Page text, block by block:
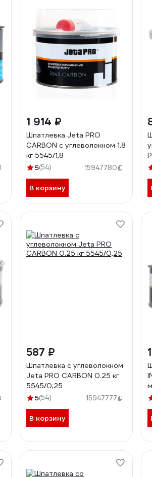
1 914 ₽
Шпатлевка Jeta PRO
CARBON с углеволокном 1.8
кг 5545/1,8
5(54) 15947780
В корзину
587 ₽
Шпатлевка с углеволокном
Jeta PRO CARBON 0.25 кг
5545/0,25
5(54) 15947777
В корзину